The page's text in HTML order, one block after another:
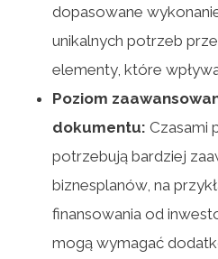
dopasowane
unikalnych potrzeb
elementy, które
Poziom
dokumentu: Czasami
potrzebują bardziej
biznesplanów, na
finansowania od
mogą wymagać